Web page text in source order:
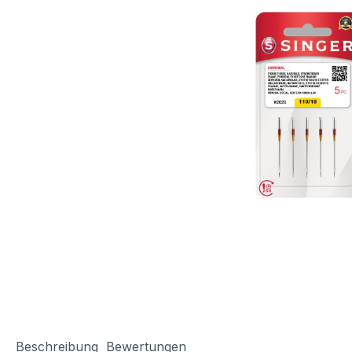
Beschreibung Bewertungen